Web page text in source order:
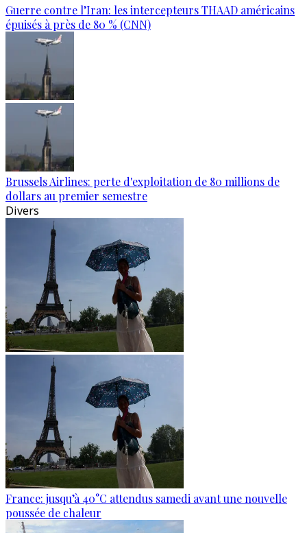
Guerre contre l’Iran: les intercepteurs THAAD américains
épuisés à près de 80 % (CNN)
Brussels Airlines: perte d'exploitation de 80 millions de
dollars au premier semestre
Divers
France: jusqu’à 40°C attendus samedi avant une nouvelle
poussée de chaleur